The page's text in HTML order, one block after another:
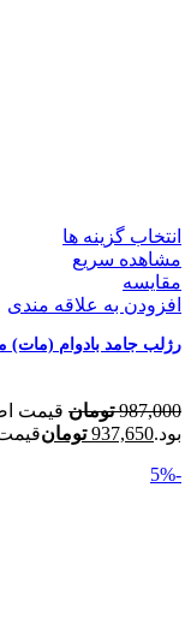
انتخاب گزینه ها
مشاهده سریع
مقایسه
افزودن به علاقه مندی
رژلب جامد بادوام (مات)
987,000 تومان
بود.937,650 تومانقیمت
-5%